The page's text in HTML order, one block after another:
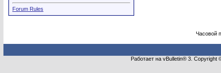
Forum Rules
Часовой
Работает на vBulletin® 3.